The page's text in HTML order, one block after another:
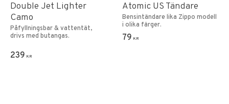
Double Jet Lighter
Camo
Påfyllningsbar & vattentät,
drivs med butangas.
239 KR
Atomic US Tändare
Bensintändare lika Zippo modell
i olika färger.
79 KR